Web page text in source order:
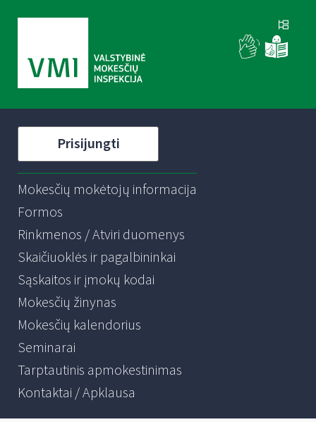
Prisijungti
Mokesčių mokėtojų informacija
Formos
Rinkmenos / Atviri duomenys
Skaičiuoklės ir pagalbininkai
Sąskaitos ir įmokų kodai
Mokesčių žinynas
Mokesčių kalendorius
Seminarai
Tarptautinis apmokestinimas
Kontaktai / Apklausa